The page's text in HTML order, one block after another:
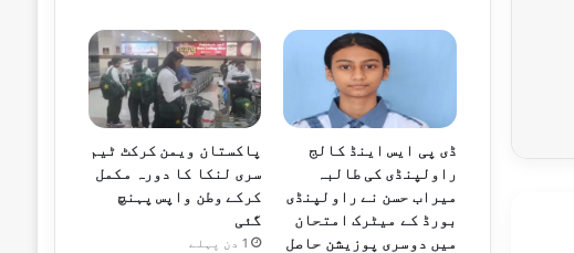
ڈی پی ایس اینڈ کالج
راولپنڈی کی طالبہ
میراب حسن نے راولپنڈی
بورڈ کے میٹرک امتحان
میں دوسری پوزیشن حاصل
پاکستان ویمن کرکٹ ٹیم
سری لنکا کا دورہ مکمل
کرکے وطن واپس پہنچ
گئی
1 دن پہلے